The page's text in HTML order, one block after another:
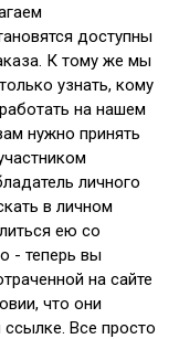
доступны
К тому же мы
узнать, кому
на нашем
нужно принять
личного
в личном
ею со
- теперь вы
на сайте
что они
Все просто